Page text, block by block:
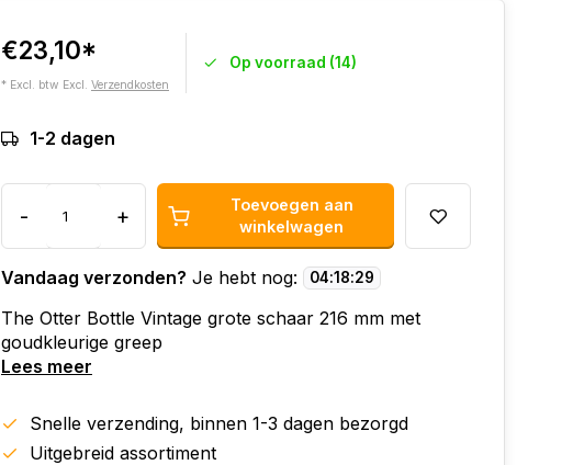
€23,10*
* Excl. btw Excl. Verzendkosten
Op voorraad (14)
1-2 dagen
- +
Toevoegen aan
winkelwagen
Vandaag verzonden? Je hebt nog: 04:18:29
The Otter Bottle Vintage grote schaar 216 mm met
goudkleurige greep
Lees meer
Snelle verzending, binnen 1-3 dagen bezorgd
Uitgebreid assortiment